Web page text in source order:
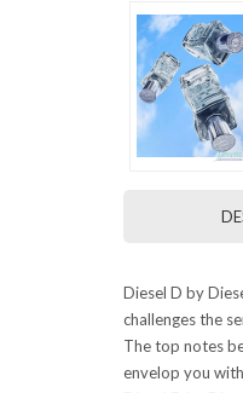
Diesel D by
challenges the
The top notes
envelop you